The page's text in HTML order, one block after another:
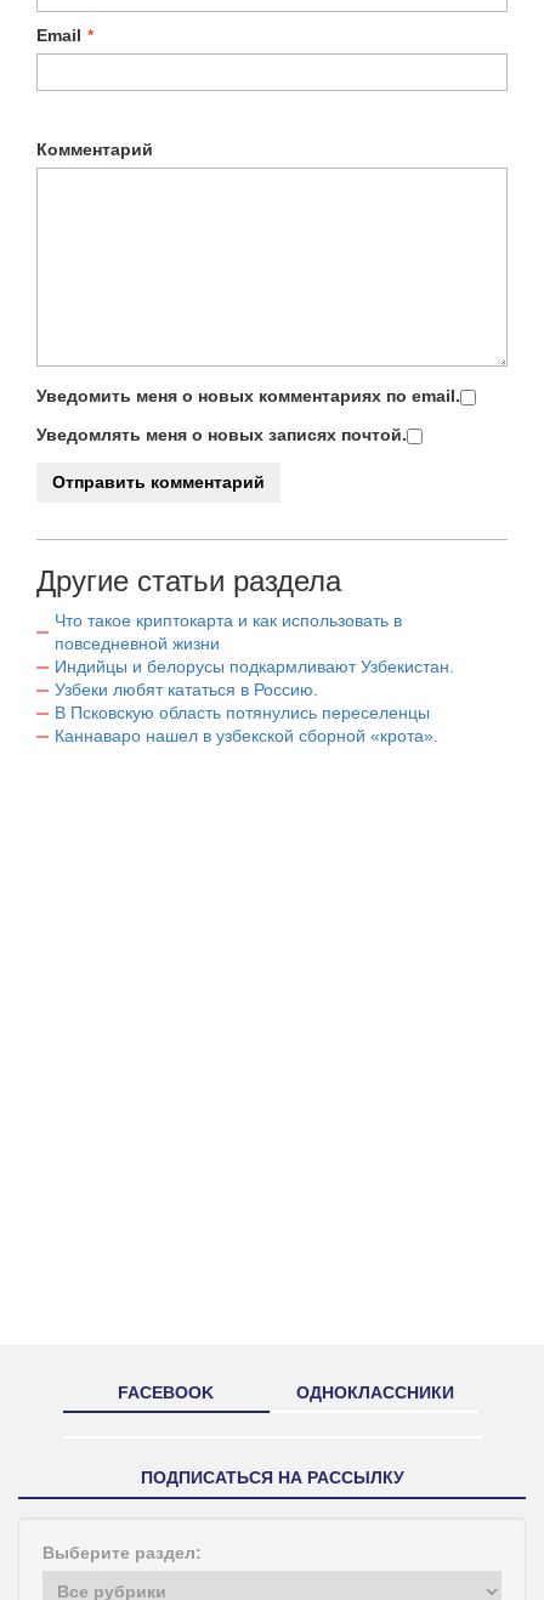
Email *
Комментарий
Уведомить меня о новых комментариях по email.
Уведомлять меня о новых записях почтой.
Другие статьи раздела
Что такое криптокарта и как использовать в
повседневной жизни
Индийцы и белорусы подкармливают Узбекистан.
Узбеки любят кататься в Россию.
В Псковскую область потянулись переселенцы
Каннаваро нашел в узбекской сборной «крота».
FACEBOOK ОДНОКЛАССНИКИ
ПОДПИСАТЬСЯ НА РАССЫЛКУ
Выберите раздел: